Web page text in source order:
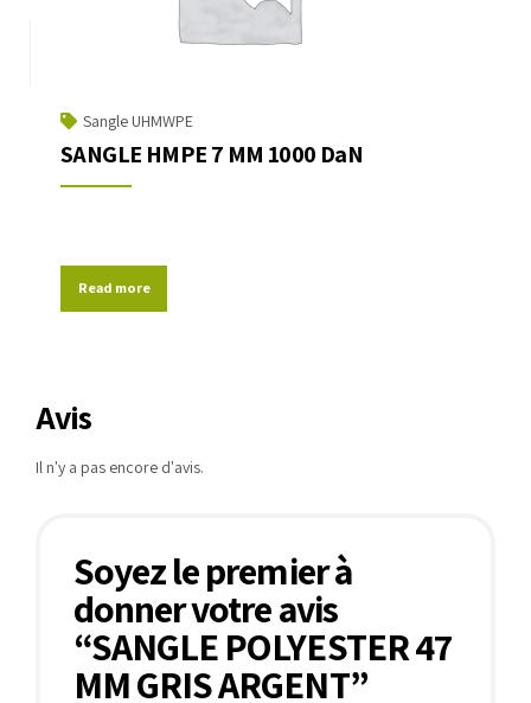
Sangle UHMWPE
SANGLE HMPE 7 MM 1000 DaN
Read more
Avis
Il n'y a pas encore d'avis.
Soyez le premier à
donner votre avis
“SANGLE POLYESTER 47
MM GRIS ARGENT”